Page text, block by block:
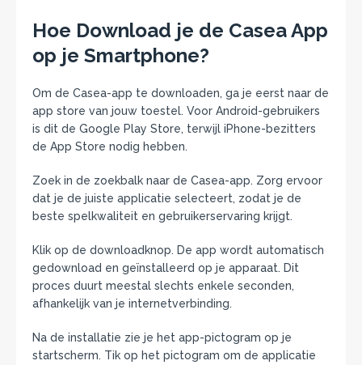
Hoe Download je de Casea App
op je Smartphone?
Om de Casea-app te downloaden, ga je eerst naar de
app store van jouw toestel. Voor Android-gebruikers
is dit de Google Play Store, terwijl iPhone-bezitters
de App Store nodig hebben.
Zoek in de zoekbalk naar de Casea-app. Zorg ervoor
dat je de juiste applicatie selecteert, zodat je de
beste spelkwaliteit en gebruikerservaring krijgt.
Klik op de downloadknop. De app wordt automatisch
gedownload en geïnstalleerd op je apparaat. Dit
proces duurt meestal slechts enkele seconden,
afhankelijk van je internetverbinding.
Na de installatie zie je het app-pictogram op je
startscherm. Tik op het pictogram om de applicatie